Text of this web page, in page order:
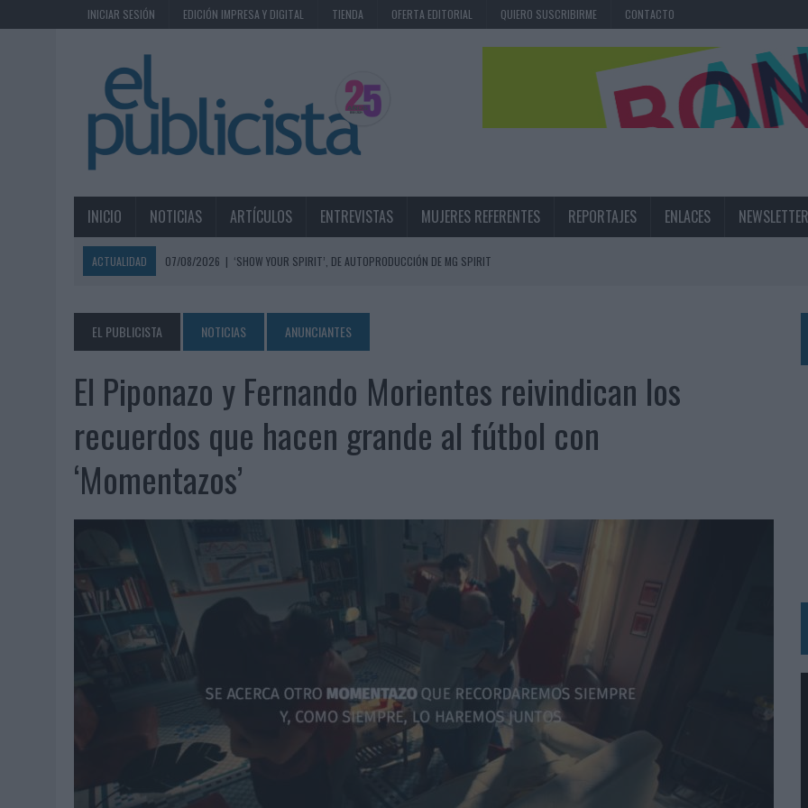
INICIAR SESIÓN EDICIÓN IMPRESA Y DIGITAL TIENDA OFERTA EDITORIAL QUIERO SUSCRIBIRME CONTACTO
INICIO NOTICIAS ARTÍCULOS ENTREVISTAS MUJERES REFERENTES REPORTAJES ENLACES NEWSLETTER
ACTUALIDAD 07/08/2026 | ‘SHOW YOUR SPIRIT’, DE AUTOPRODUCCIÓN DE MG SPIRIT
07/08/2026 | MG SPIRIT RELANZA SU MARCA CON UNA ESTRATEGIA 360º CENTRADA EN EL ORIGEN BARCELONÉS
07/08/2026
PATRÓN CONVIERTE EL NUEVO SINGLE DE ARÓN PIPER EN UNA EXPERIENCIA DE MARCA EN IBIZA
07/08/2026 | EL VERANO PONE A PRUEBA LA ESTRATEGIA DIGITAL DE LAS MARCAS
07/08/2026 | VUELING CONVIERTE LOS RECUERDOS EN SOUVENIRS CON IA
07/08/2026
CUANDO SE APAGUE EL SOL, EL ECLIPSE DE 2026 PONDRÁ A PRUEBA LA CREATIVIDAD DE LAS MARCAS
06/08/2026
‘LA VUELTA’, DE FENOMENAL PARA MÁLAGA CF
SIETE DE CADA DIEZ EMPRESAS ESPAÑOLAS NO INTEGRAN LA INFANCIA EN SU ESTRATEGIA
06/08/2026
LA TELEVISIÓN SIGUE LIDERANDO EL CONSUMO DE MEDIOS EN VERANO Y SUPERA AL MÓVIL COMO DISPOSITIVO MÁS UTILIZADO
06/08/2026
EL USO DE LA IA GENERATIVA ALCANZA YA AL 62% DE LOS ESPAÑOLES
SYSTEM1 NOMBRA A KIMBERLY BASTONI COMO NUEVA DIRECTORA COMERCIAL GLOBAL
06/08/2026 |
FRIGO Y UNIQLO LANZAN UNA COLECCIÓN PERSONALIZABLE INSPIRADA EN CORNETTO, CALIPPO Y SOLERO
BEON WORLDWIDE LANZA RAÍZ URBANA PARA TRANSFORMAR EL PATRIMONIO HISTÓRICO EN ACTIVOS CULTURALES Y ECONÓMICOS
FABRA COMUNICACIÓN INCORPORA A CASONÁ Y ASUME LA GESTIÓN DE SUS RELACIONES CON LOS MEDIOS
LOPESAN HOTELS & RESORTS ACERCA EL PARAÍSO CANARIO EN SU ÚLTIMA CAMPAÑA INTERNACIONAL
05/08/2026
LUIS ARQUILLOS (BURGO DE ARIAS): “LA CONSTRUCCIÓN DE MARCA A LARGO PLAZO Y LA MEDICIÓN SON DOS CARAS DE LA MISMA
EL PUBLICISTA NOTICIAS ANUNCIANTES
El Piponazo y Fernando Morientes reivindican los
recuerdos que hacen grande al fútbol con
‘Momentazos’